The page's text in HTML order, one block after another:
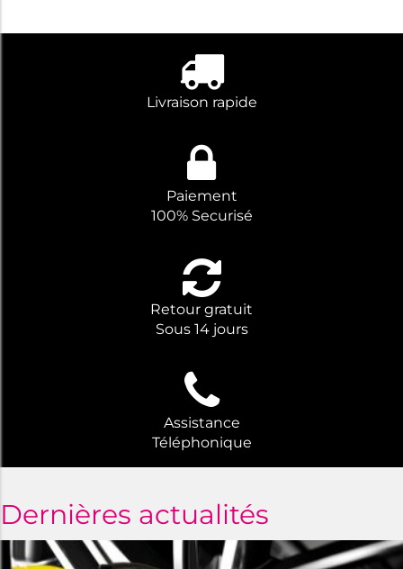
flottes.
Livraison rapide
Paiement
100% Securisé
Retour gratuit
Sous 14 jours
Assistance
Téléphonique
Dernières actualités